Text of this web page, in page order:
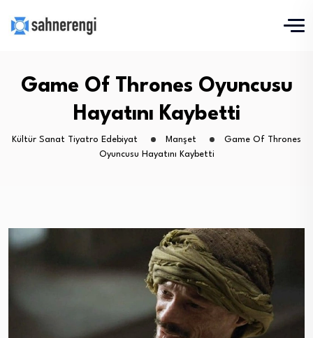
Game Of Thrones Oyuncusu
Hayatını Kaybetti
Kültür Sanat Tiyatro Edebiyat Manşet
Game Of Thrones
Oyuncusu Hayatını Kaybetti